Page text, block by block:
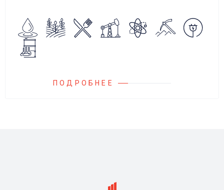
Блок управления Ареоматик совместим с
любыми насосами российских и
иностранных производителей.
ПОДРОБНЕЕ